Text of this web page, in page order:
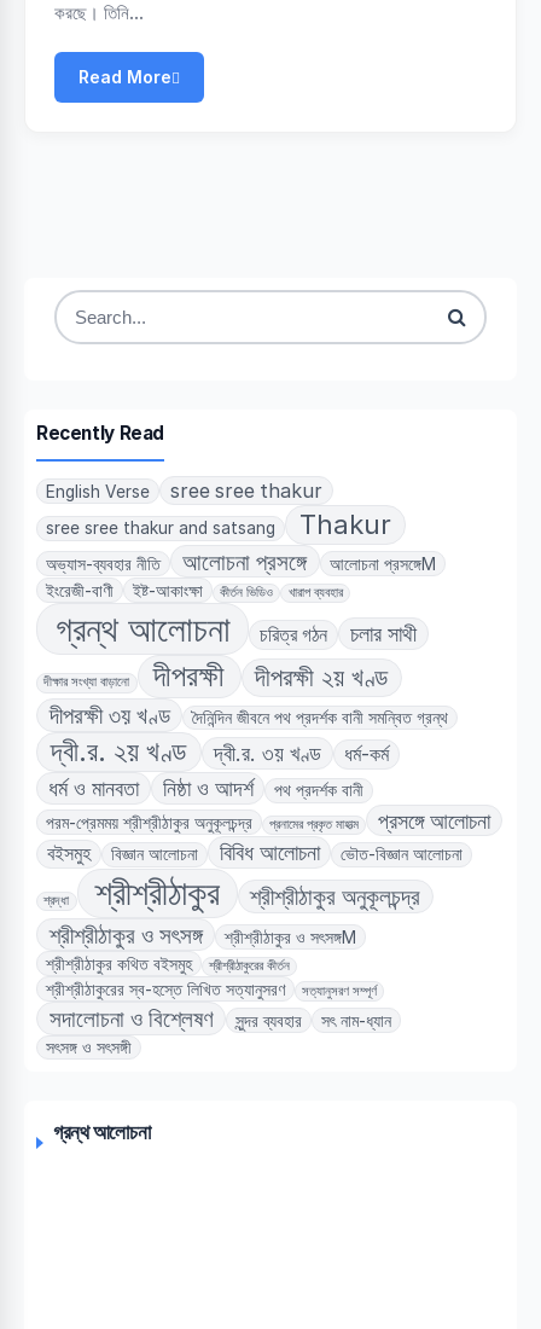
করছে। তিনি…
Read More
Search
Recently Read
English Verse sree sree thakur
sree sree thakur and satsang Thakur
অভ্যাস-ব্যবহার নীতি আলোচনা প্রসঙ্গে
আলোচনা প্রসঙ্গেM
ইংরেজী-বাণী
ইষ্ট-আকাংক্ষা কীর্তন ভিডিও খারাপ ব্যবহার
গ্রন্থ আলোচনা চরিত্র গঠন চলার সাথী
দীক্ষার সংখ্যা বাড়ানো দীপরক্ষী দীপরক্ষী ২য় খণ্ড
দীপরক্ষী ৩য় খণ্ড দৈনিন্দিন জীবনে পথ প্রদর্শক বানী সমন্বিত গ্রন্থ
দ্বী.র. ২য় খণ্ড দ্বী.র. ৩য় খণ্ড ধর্ম-কর্ম
ধর্ম ও মানবতা নিষ্ঠা ও আদর্শ
পথ প্রদর্শক বানী
পরম-প্রেমময় শ্রীশ্রীঠাকুর অনুকূলচন্দ্র
প্রনামের প্রকৃত মাহাত্ম প্রসঙ্গে আলোচনা
বইসমুহ বিজ্ঞান আলোচনা বিবিধ আলোচনা ভৌত-বিজ্ঞান আলোচনা
শ্রদ্ধা শ্রীশ্রীঠাকুর
শ্রীশ্রীঠাকুর অনুকূলচন্দ্র
শ্রীশ্রীঠাকুর ও সৎসঙ্গ
শ্রীশ্রীঠাকুর ও সৎসঙ্গM
শ্রীশ্রীঠাকুর কথিত বইসমুহ
শ্রীশ্রীঠাকুরের কীর্তন
শ্রীশ্রীঠাকুরের স্ব-হস্তে লিখিত সত্যানুসরণ সত্যানুসরণ সম্পূর্ণ
সদালোচনা ও বিশ্লেষণ সুন্দর ব্যবহার
সৎ নাম-ধ্যান
সৎসঙ্গ ও সৎসঙ্গী
গ্রন্থ আলোচনা